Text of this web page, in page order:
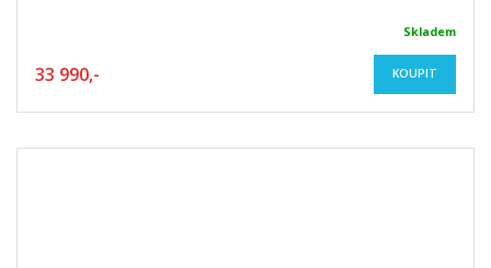
Skladem
33 990,- KOUPIT